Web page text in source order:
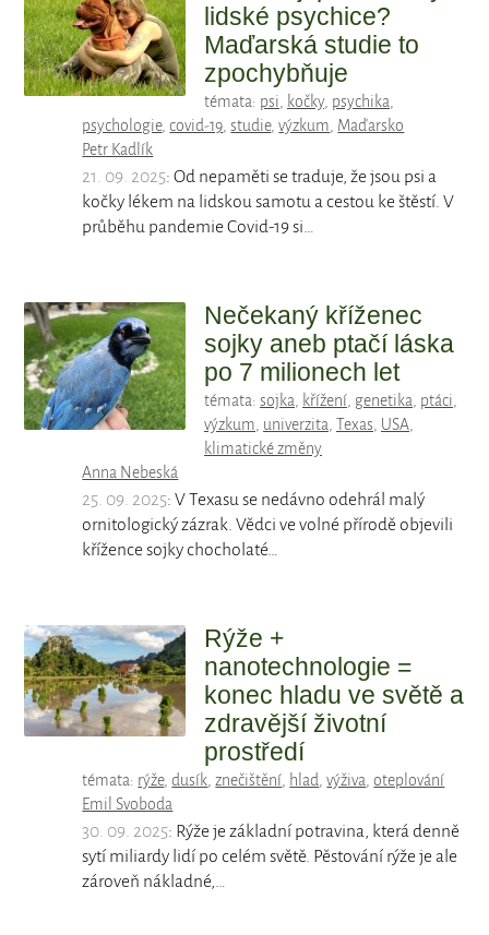
lidské psychice?
Maďarská studie to
zpochybňuje
témata: psi, kočky, psychika,
psychologie,covid-19,studie,výzkum, Maďarsko
Petr Kadlík
21. 09. 2025: Od nepaměti se traduje, že jsou psi a
kočky lékem na lidskou samotu a cestou ke štěstí. V
průběhu pandemie Covid-19 si…
Nečekaný kříženec
sojky aneb ptačí láska
po 7 milionech let
témata: sojka, křížení, genetika, ptáci,
výzkum, univerzita, Texas, USA,
klimatické změny
Anna Nebeská
25. 09. 2025: V Texasu se nedávno odehrál malý
ornitologický zázrak. Vědci ve volné přírodě objevili
křížence sojky chocholaté…
Rýže +
nanotechnologie =
konec hladu ve světě a
zdravější životní
prostředí
témata: rýže,dusík,znečištění, hlad,výživa,oteplování
Emil Svoboda
30. 09. 2025: Rýže je základní potravina, která denně
sytí miliardy lidí po celém světě. Pěstování rýže je ale
zároveň nákladné,…